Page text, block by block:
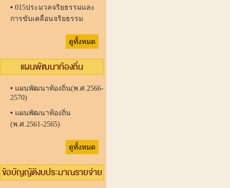
• 015ประมวลจริยธรรมและ
การขับเคลื่อนจริยธรรม
ดูทั้งหมด
แผนพัฒนาท้องถิ่น
• แผนพัฒนาท้องถิ่น(พ.ศ.2566-
2570)
• แผนพัฒนาท้องถิ่น
(พ.ศ.2561-2565)
ดูทั้งหมด
ข้อบัญญัติงบประมาณรายจ่าย